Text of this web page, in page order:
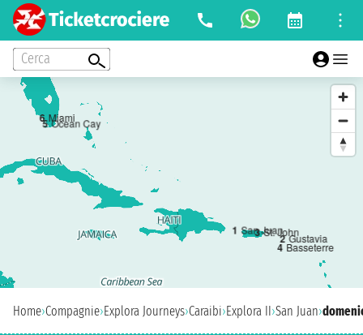
Cerca
1 San Juan
2 Gustavia
3 St. John
4 Basseterre
5 Ocean Cay
6 Miami
Home›Compagnie›Explora Journeys›Caraibi›Explora II›San Juan›